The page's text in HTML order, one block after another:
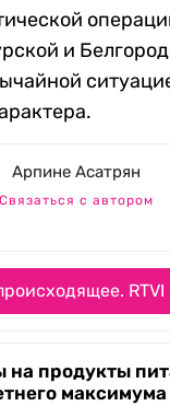
и
Арпине Асатрян
Связаться с автором
RTVI
продукты
максимума